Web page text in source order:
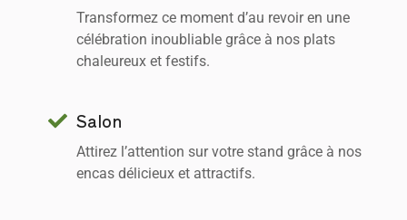
Transformez ce moment d’au revoir en une
célébration inoubliable grâce à nos plats
chaleureux et festifs.
Salon
Attirez l’attention sur votre stand grâce à nos
encas délicieux et attractifs.